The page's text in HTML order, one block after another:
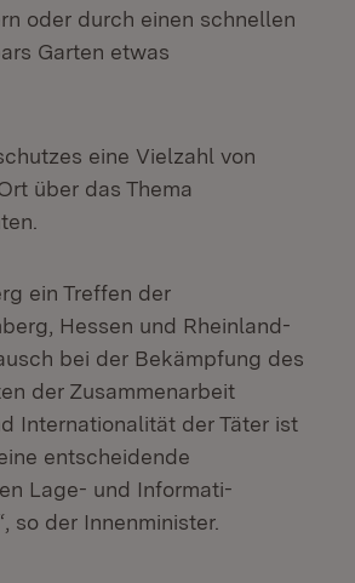
oder durch einen schnellen
Garten etwas
eine Vielzahl von
über das Thema
ein Treffen der
Hessen und Rheinland-
bei der Bekämpfung des
der Zusammenarbeit
Internationalität der Täter ist
entscheidende
Lage- und Informati-
so der Innenminister.